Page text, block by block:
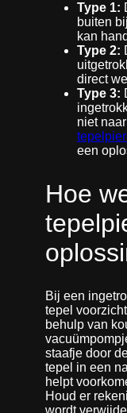
Type 1:
buiten
kan
Type 2:
direct
Type 3:
niet
een
Hoe
Bij een
tepel
behulp van
staafje door
tepel in een
helpt
Houd er
wordt